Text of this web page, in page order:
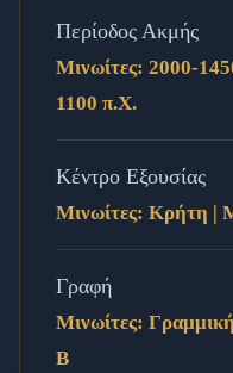
Περίοδος Ακμής
Μινωίτες: 2000-
1100 π.Χ.
Κέντρο Εξουσίας
Μινωίτες: Κρήτη |
Γραφή
Μινωίτες:
Β